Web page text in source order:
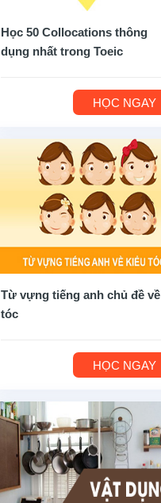
Học 50 Collocations thông
dụng nhất trong Toeic
HỌC NGAY
Từ vựng tiếng anh chủ đề về
tóc
HỌC NGAY